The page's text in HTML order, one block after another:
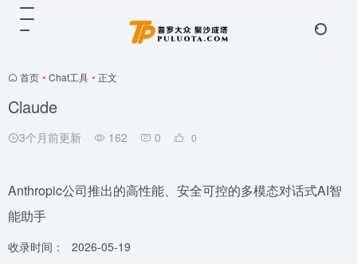
首页 • Chat工具 • 正文
Claude
3个月前更新 162 0 0
Anthropic公司推出的高性能、安全可控的多模态对话式AI智
能助手
收录时间：
2026-05-19